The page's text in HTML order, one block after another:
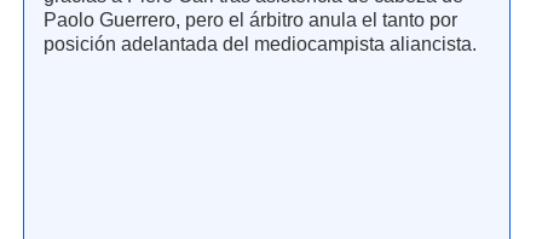
Paolo Guerrero, pero el árbitro anula el tanto por
posición adelantada del mediocampista aliancista.